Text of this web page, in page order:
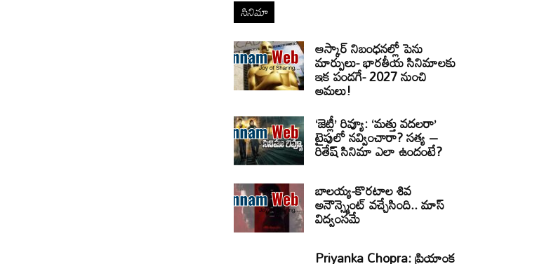
సినిమా
ఆస్కార్ నిబంధనల్లో పెను
మార్పులు- భారతీయ సినిమాలకు
ఇక పండగే- 2027 నుంచి
అమలు!
‘జెట్లీ’ రివ్యూ: ‘మత్తు వదలరా’
టైపులో నవ్వించారా? సత్య –
రితేష్ సినిమా ఎలా ఉందంటే?
బాలయ్య-కొరటాల శివ
అనౌన్స్మెంట్ వచ్చేసింది.. మాస్
విద్వంసమే
Priyanka Chopra: ప్రియాంక